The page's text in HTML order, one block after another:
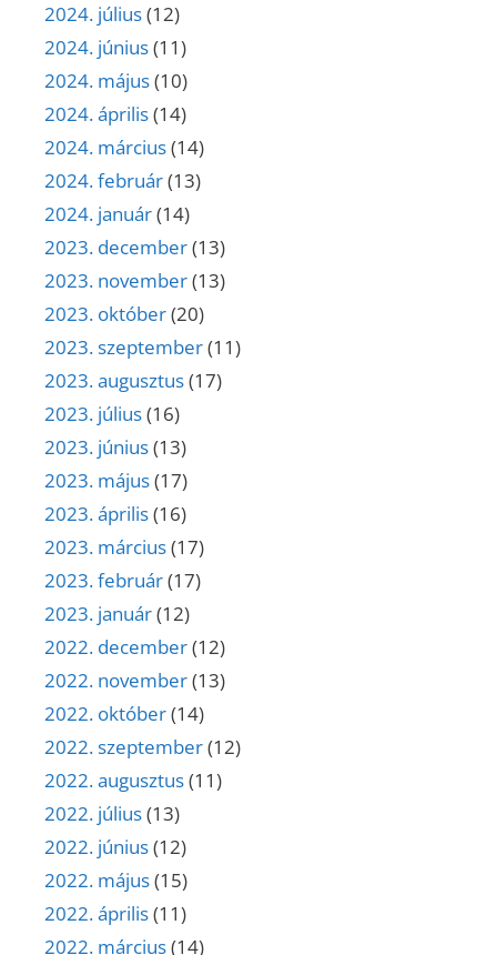
2024. július(12)
2024. június(11)
2024. május(10)
2024. április(14)
2024. március(14)
2024. február(13)
2024. január(14)
2023. december(13)
2023. november(13)
2023. október(20)
2023. szeptember(11)
2023. augusztus(17)
2023. július(16)
2023. június(13)
2023. május(17)
2023. április(16)
2023. március(17)
2023. február(17)
2023. január(12)
2022. december(12)
2022. november(13)
2022. október(14)
2022. szeptember(12)
2022. augusztus(11)
2022. július(13)
2022. június(12)
2022. május(15)
2022. április(11)
2022. március(14)